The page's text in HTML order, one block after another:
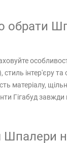
обрати
стиль інтер'єру та
матеріалу,
Гігабуд завжди
Шпалери